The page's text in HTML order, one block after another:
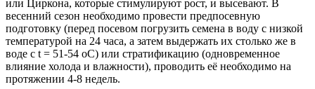
или Циркона, которые стимулируют рост, и высевают. В
весенний сезон необходимо провести предпосевную
подготовку (перед посевом погрузить семена в воду с низкой
температурой на 24 часа, а затем выдержать их столько же в
воде с t = 51-54 oC) или стратификацию (одновременное
влияние холода и влажности), проводить её необходимо на
протяжении 4-8 недель.